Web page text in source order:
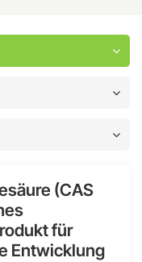
(CAS
für
Entwicklung